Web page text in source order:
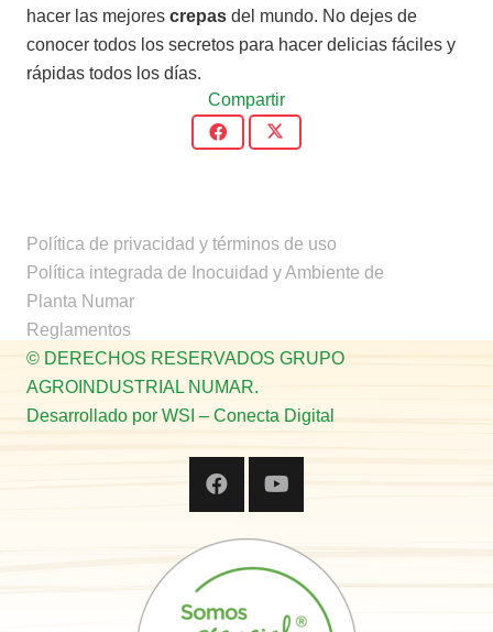
hacer las mejores crepas del mundo. No dejes de
conocer todos los secretos para hacer delicias fáciles y
rápidas todos los días.
Compartir
Política de privacidad y términos de uso
Política integrada de Inocuidad y Ambiente de
Planta Numar
Reglamentos
© DERECHOS RESERVADOS GRUPO
AGROINDUSTRIAL NUMAR.
Desarrollado por WSI – Conecta Digital